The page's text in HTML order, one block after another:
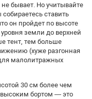
бывает. Но учитывайте
ставить
он пройдет по высоте
земли до верхней
тент, тем больше
(хуже разгонная
малолитражных
30 см более чем
бортом — это